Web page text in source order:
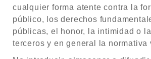
cualquier forma atente contra la
público, los derechos
públicas, el honor, la intimidad o
terceros y en general la normativa